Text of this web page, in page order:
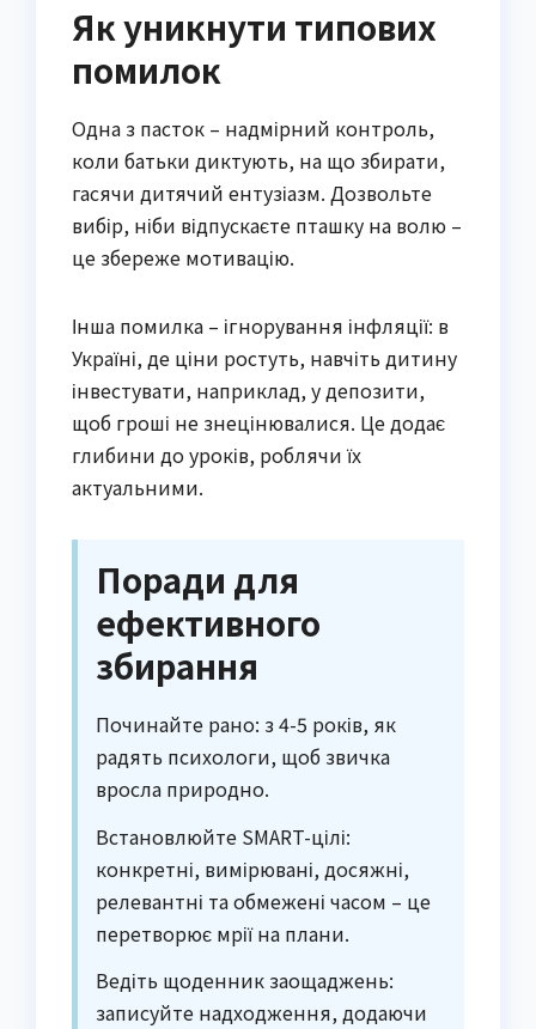
Як уникнути типових
помилок
Одна з пасток – надмірний контроль,
коли батьки диктують, на що збирати,
гасячи дитячий ентузіазм. Дозвольте
вибір, ніби відпускаєте пташку на волю –
це збереже мотивацію.
Інша помилка – ігнорування інфляції: в
Україні, де ціни ростуть, навчіть дитину
інвестувати, наприклад, у депозити,
щоб гроші не знецінювалися. Це додає
глибини до уроків, роблячи їх
актуальними.
Поради для
ефективного
збирання
Починайте рано: з 4-5 років, як
радять психологи, щоб звичка
вросла природно.
Встановлюйте SMART-цілі:
конкретні, вимірювані, досяжні,
релевантні та обмежені часом – це
перетворює мрії на плани.
Ведіть щоденник заощаджень:
записуйте надходження, додаючи